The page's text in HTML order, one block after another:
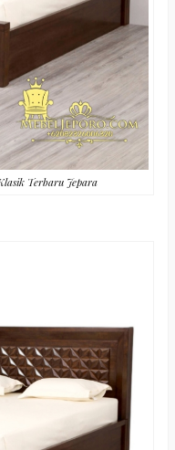
Terbaru Jepara